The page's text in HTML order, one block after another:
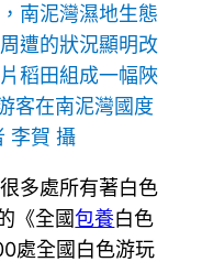
南泥灣濕地生態
遭的狀況顯明改
稻田組成一幅陜
客在南泥灣國度
李賀 攝
多處所有著白色
《全國包養白色
處全國白色游玩